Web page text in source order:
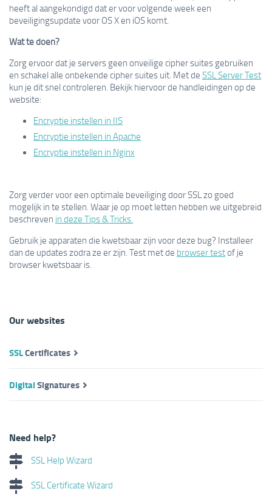
heeft al aangekondigd dat er voor volgende week een
beveiligingsupdate voor OS X en iOS komt.
Wat te doen?
Zorg ervoor dat je servers geen onveilige cipher suites gebruiken
en schakel alle onbekende cipher suites uit. Met de SSL Server Test
kun je dit snel controleren. Bekijk hiervoor de handleidingen op de
website:
Encryptie instellen in IIS
Encryptie instellen in Apache
Encryptie instellen in Nginx
Zorg verder voor een optimale beveiliging door SSL zo goed
mogelijk in te stellen. Waar je op moet letten hebben we uitgebreid
beschreven in deze Tips & Tricks.
Gebruik je apparaten die kwetsbaar zijn voor deze bug? Installeer
dan de updates zodra ze er zijn. Test met de browser testof je
browser kwetsbaar is.
Our websites
SSLCertificates
DigitalSignatures
Need help?
SSL Help Wizard
SSL Certificate Wizard